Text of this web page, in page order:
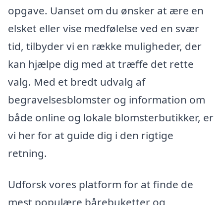
opgave. Uanset om du ønsker at ære en
elsket eller vise medfølelse ved en svær
tid, tilbyder vi en række muligheder, der
kan hjælpe dig med at træffe det rette
valg. Med et bredt udvalg af
begravelsesblomster og information om
både online og lokale blomsterbutikker, er
vi her for at guide dig i den rigtige
retning.
Udforsk vores platform for at finde de